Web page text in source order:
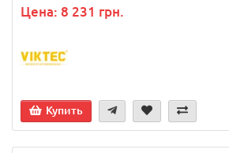
Цена: 8 231 грн.
Купить